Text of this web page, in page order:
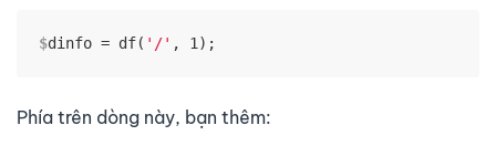
$dinfo = df( '/' , 1);
Phía trên dòng này, bạn thêm: